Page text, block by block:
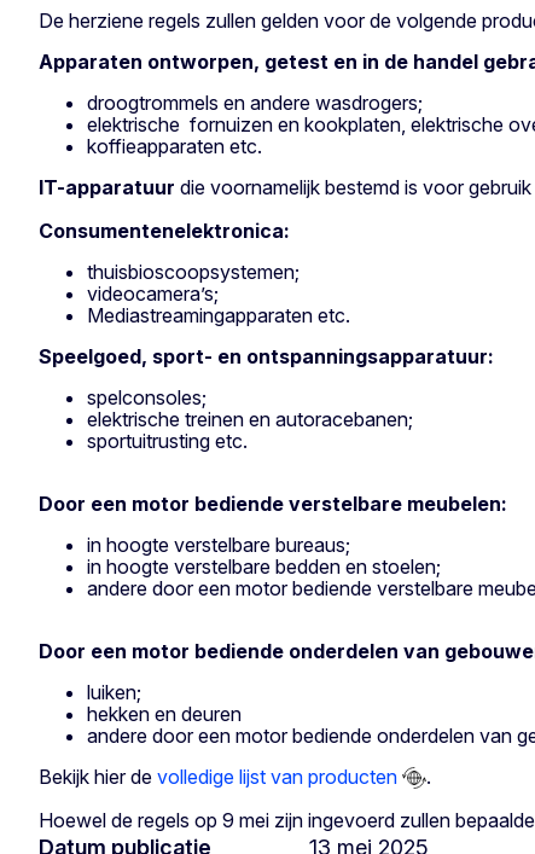
De herziene regels zullen gelden voor de volgende
Apparaten ontworpen, getest en in de handel
droogtrommels en andere wasdrogers;
elektrische fornuizen en kookplaten, elektrische
koffieapparaten etc.
IT-apparatuur die voornamelijk bestemd is voor
Consumentenelektronica:
thuisbioscoopsystemen;
videocamera’s;
Mediastreamingapparaten etc.
Speelgoed, sport- en ontspanningsapparatuur:
spelconsoles;
elektrische treinen en autoracebanen;
sportuitrusting etc.
Door een motor bediende verstelbare meubelen:
in hoogte verstelbare bureaus;
in hoogte verstelbare bedden en stoelen;
andere door een motor bediende verstelbare
Door een motor bediende onderdelen van
luiken;
hekken en deuren
andere door een motor bediende onderdelen van
Bekijk hier de volledige lijst van producten
.
Hoewel de regels op 9 mei zijn ingevoerd zullen
Datum publicatie 13 mei 2025